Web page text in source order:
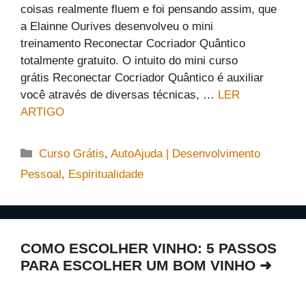
coisas realmente fluem e foi pensando assim, que
a Elainne Ourives desenvolveu o mini
treinamento Reconectar Cocriador Quântico
totalmente gratuito. O intuito do mini curso
grátis Reconectar Cocriador Quântico é auxiliar
você através de diversas técnicas, … LER
ARTIGO
Categorias
Curso Grátis,AutoAjuda | Desenvolvimento
Pessoal , Espiritualidade
COMO ESCOLHER VINHO: 5 PASSOS
PARA ESCOLHER UM BOM VINHO ➜